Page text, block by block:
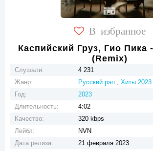
В избранное
Каспийский Груз, Гио Пика
(Remix)
Слушали:
4 231
Жанр:
Русский рэп , Хиты 2023
Год:
2023
Длительность:
4:02
Качество:
320 kbps
Лейбл:
NVN
Дата релиза:
21 февраля 2023